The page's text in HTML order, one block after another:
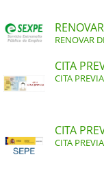
RENOVAR
CITA
CITA
CITA
CITA